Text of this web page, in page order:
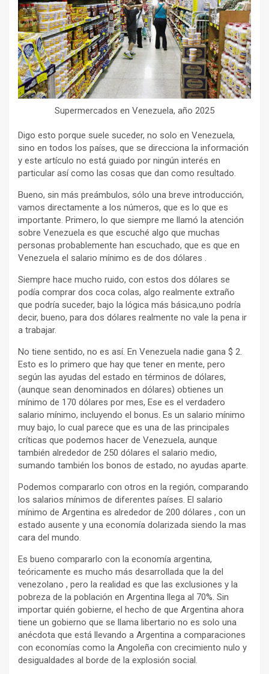
Supermercados en Venezuela, año 2025
Digo esto porque suele suceder, no solo en Venezuela,
sino en todos los países, que se direcciona la información
y este artículo no está guiado por ningún interés en
particular así como las cosas que dan como resultado.
Bueno, sin más preámbulos, sólo una breve introducción,
vamos directamente a los números, que es lo que es
importante. Primero, lo que siempre me llamó la atención
sobre Venezuela es que escuché algo que muchas
personas probablemente han escuchado, que es que en
Venezuela el salario mínimo es de dos dólares .
Siempre hace mucho ruido, con estos dos dólares se
podía comprar dos coca colas, algo realmente extraño
que podría suceder, bajo la lógica más básica,uno podría
decir, bueno, para dos dólares realmente no vale la pena ir
a trabajar.
No tiene sentido, no es así. En Venezuela nadie gana $ 2.
Esto es lo primero que hay que tener en mente, pero
según las ayudas del estado en términos de dólares,
(aunque sean denominados en dólares) obtienes un
mínimo de 170 dólares por mes, Ese es el verdadero
salario mínimo, incluyendo el bonus. Es un salario mínimo
muy bajo, lo cual parece que es una de las principales
críticas que podemos hacer de Venezuela, aunque
también alrededor de 250 dólares el salario medio,
sumando también los bonos de estado, no ayudas aparte.
Podemos compararlo con otros en la región, comparando
los salarios mínimos de diferentes países. El salario
mínimo de Argentina es alrededor de 200 dólares , con un
estado ausente y una economía dolarizada siendo la mas
cara del mundo.
Es bueno compararlo con la economía argentina,
teóricamente es mucho más desarrollada que la del
venezolano , pero la realidad es que las exclusiones y la
pobreza de la población en Argentina llega al 70%. Sin
importar quién gobierne, el hecho de que Argentina ahora
tiene un gobierno que se llama libertario no es solo una
anécdota que está llevando a Argentina a comparaciones
con economías como la Angoleña con crecimiento nulo y
desigualdades al borde de la explosión social.